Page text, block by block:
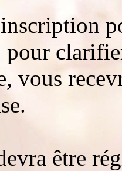
pour
vous
être